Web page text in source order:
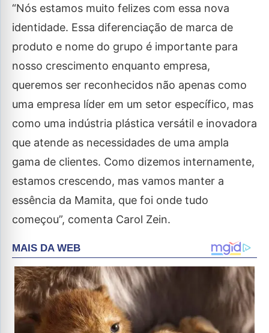
“Nós estamos muito felizes com essa nova
identidade. Essa diferenciação de marca de
produto e nome do grupo é importante para
nosso crescimento enquanto empresa,
queremos ser reconhecidos não apenas como
uma empresa líder em um setor específico, mas
como uma indústria plástica versátil e inovadora
que atende as necessidades de uma ampla
gama de clientes. Como dizemos internamente,
estamos crescendo, mas vamos manter a
essência da Mamita, que foi onde tudo
começou”, comenta Carol Zein.